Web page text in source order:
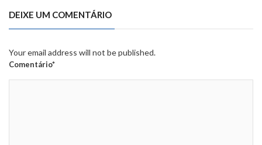
DEIXE UM COMENTÁRIO
Your email address will not be published.
Comentário*